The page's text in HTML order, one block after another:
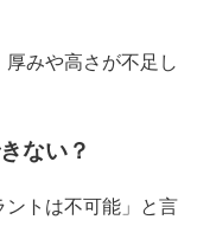
みや高さが不足し
ない？
トは不可能」と言